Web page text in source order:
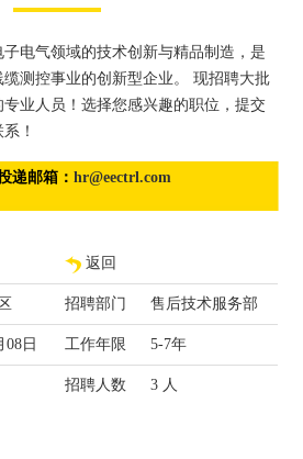
子电气领域的技术创新与精品制造，是
测控事业的创新型企业。 现招聘大批
业人员！选择您感兴趣的职位，提交
！
递邮箱： hr@eectrl.com
返回
招聘部门 售后技术服务部
08日 工作年限 5-7年
招聘人数 3 人